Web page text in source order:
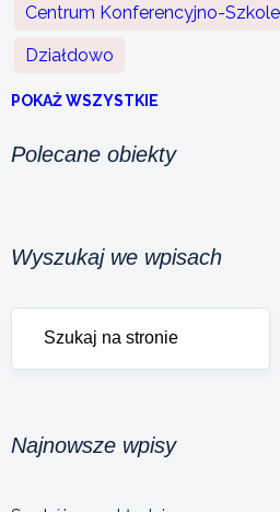
Centrum Konferencyjno-
Działdowo
POKAŻ WSZYSTKIE
Polecane obiekty
Wyszukaj we wpisach
Najnowsze wpisy